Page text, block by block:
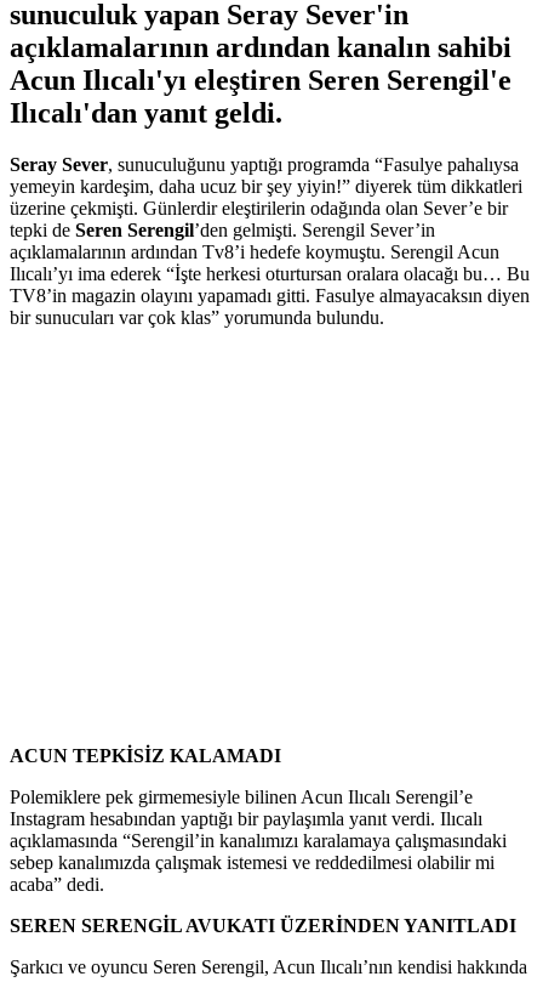
sunuculuk yapan Seray Sever'in
açıklamalarının ardından kanalın sahibi
Acun Ilıcalı'yı eleştiren Seren Serengil'e
Ilıcalı'dan yanıt geldi.
Seray Sever, sunuculuğunu yaptığı programda “Fasulye pahalıysa
yemeyin kardeşim, daha ucuz bir şey yiyin!” diyerek tüm dikkatleri
üzerine çekmişti. Günlerdir eleştirilerin odağında olan Sever’e bir
tepki de Seren Serengil’den gelmişti. Serengil Sever’in
açıklamalarının ardından Tv8’i hedefe koymuştu. Serengil Acun
Ilıcalı’yı ima ederek “İşte herkesi oturtursan oralara olacağı bu… Bu
TV8’in magazin olayını yapamadı gitti. Fasulye almayacaksın diyen
bir sunucuları var çok klas” yorumunda bulundu.
ACUN TEPKİSİZ KALAMADI
Polemiklere pek girmemesiyle bilinen Acun Ilıcalı Serengil’e
Instagram hesabından yaptığı bir paylaşımla yanıt verdi. Ilıcalı
açıklamasında “Serengil’in kanalımızı karalamaya çalışmasındaki
sebep kanalımızda çalışmak istemesi ve reddedilmesi olabilir mi
acaba” dedi.
SEREN SERENGİL AVUKATI ÜZERİNDEN YANITLADI
Şarkıcı ve oyuncu Seren Serengil, Acun Ilıcalı’nın kendisi hakkında